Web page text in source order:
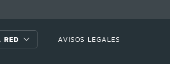
RED AVISOS LEGALES